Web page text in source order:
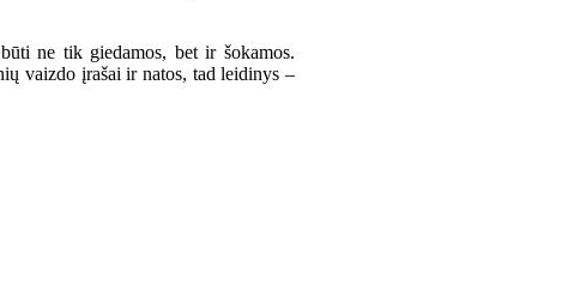
ne tik giedamos, bet ir šokamos.
vaizdo įrašai ir natos, tad leidinys –